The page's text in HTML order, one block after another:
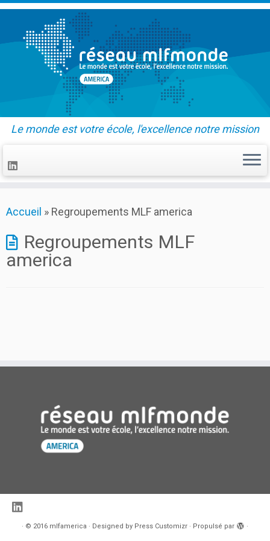
to
Le monde est votre école, l'excellence notre mission
Accueil » Regroupements MLF america
Regroupements MLF
america
· © 2016 mlfamerica · Designed by Press Customizr · Propulsé par ·